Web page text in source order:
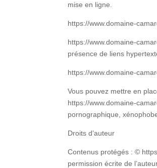
mise en ligne.
https://www.domaine-
https://www.domaine-
présence de liens
https://www.domaine-
Vous pouvez mettre en
https://www.domaine-
pornographique,
Droits d’auteur
Contenus protégés : ©
permission écrite de